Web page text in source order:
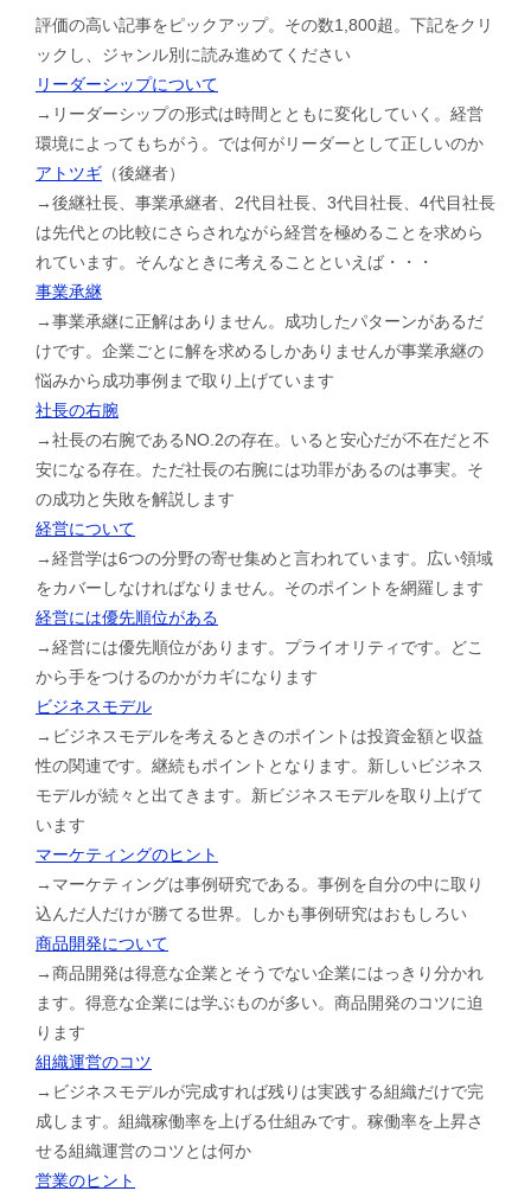
評価の高い記事をピックアップ。その数1,800超。下記をクリ
ックし、ジャンル別に読み進めてください
リーダーシップについて
→リーダーシップの形式は時間とともに変化していく。経営
環境によってもちがう。では何がリーダーとして正しいのか
アトツギ （後継者）
→後継社長、事業承継者、2代目社長、3代目社長、4代目社長
は先代との比較にさらされながら経営を極めることを求めら
れています。そんなときに考えることといえば・・・
事業承継
→事業承継に正解はありません。成功したパターンがあるだ
けです。企業ごとに解を求めるしかありませんが事業承継の
悩みから成功事例まで取り上げています
社長の右腕
→社長の右腕であるNO.2の存在。いると安心だが不在だと不
安になる存在。ただ社長の右腕には功罪があるのは事実。そ
の成功と失敗を解説します
経営について
→経営学は6つの分野の寄せ集めと言われています。広い領域
をカバーしなければなりません。そのポイントを網羅します
経営には優先順位がある
→経営には優先順位があります。プライオリティです。どこ
から手をつけるのかがカギになります
ビジネスモデル
→ビジネスモデルを考えるときのポイントは投資金額と収益
性の関連です。継続もポイントとなります。新しいビジネス
モデルが続々と出てきます。新ビジネスモデルを取り上げて
います
マーケティングのヒント
→マーケティングは事例研究である。事例を自分の中に取り
込んだ人だけが勝てる世界。しかも事例研究はおもしろい
商品開発について
→商品開発は得意な企業とそうでない企業にはっきり分かれ
ます。得意な企業には学ぶものが多い。商品開発のコツに迫
ります
組織運営のコツ
→ビジネスモデルが完成すれば残りは実践する組織だけで完
成します。組織稼働率を上げる仕組みです。稼働率を上昇さ
せる組織運営のコツとは何か
営業のヒント